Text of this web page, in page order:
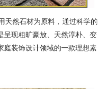
然石材为原料，通过科学的
呈现粗旷豪放、天然淳朴、变
庭装饰设计领域的一款理想素